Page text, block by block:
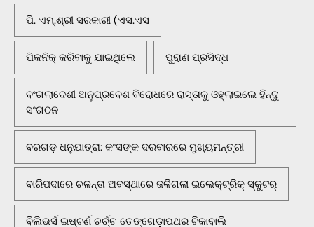
ପି. ଏମ୍.ଶ୍ରୀ ସରକାରୀ (ଏସ.ଏସ
ପିକନିକ୍‌ କରିବାକୁ ଯାଇଥିଲେ ପୁରାଣ ପ୍ରସିଦ୍ଧ
ବଂଗଲାଦେଶୀ ଅନୁପ୍ରବେଶ ବିରୋଧରେ ରାସ୍ତାକୁ ଓହ୍ଲାଇଲେ ହିନ୍ଦୁ
ସଂଗଠନ
ବରଗଡ଼ ଧନୁଯାତ୍ରା: କଂସଙ୍କ ଦରବାରରେ ମୁଖ୍ୟମନ୍ତ୍ରୀ
ବାରିପଦାରେ ଚଳନ୍ତା ଅବସ୍ଥାରେ ଜଳିଗଲା ଇଲେକ୍ଟ୍ରିକ୍ ସ୍କୁଟର୍
ବିଲିଭର୍ସ ଇଷ୍ଟର୍ଣ ଚର୍ଚ୍ଚ ତେଙ୍ଗେଡ଼ାପଥର ଟିକାବାଲି